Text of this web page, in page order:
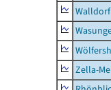
Walldorf
Zella-